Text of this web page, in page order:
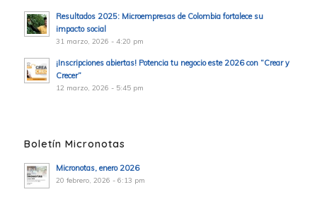
Resultados 2025: Microempresas de Colombia fortalece su
impacto social
31 marzo, 2026 - 4:20 pm
¡Inscripciones abiertas! Potencia tu negocio este 2026 con “Crear y
Crecer”
12 marzo, 2026 - 5:45 pm
Boletín Micronotas
Micronotas, enero 2026
20 febrero, 2026 - 6:13 pm